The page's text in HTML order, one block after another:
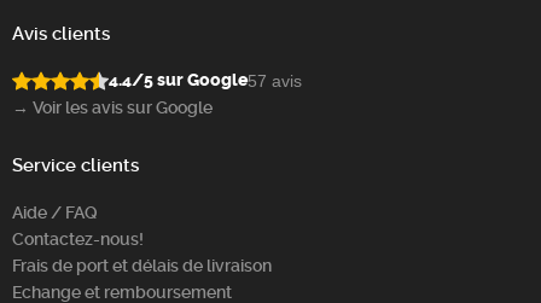
Avis clients
4.4/5 sur Google57 avis
→ Voir les avis sur Google
Service clients
Aide / FAQ
Contactez-nous!
Frais de port et délais de livraison
Echange et remboursement